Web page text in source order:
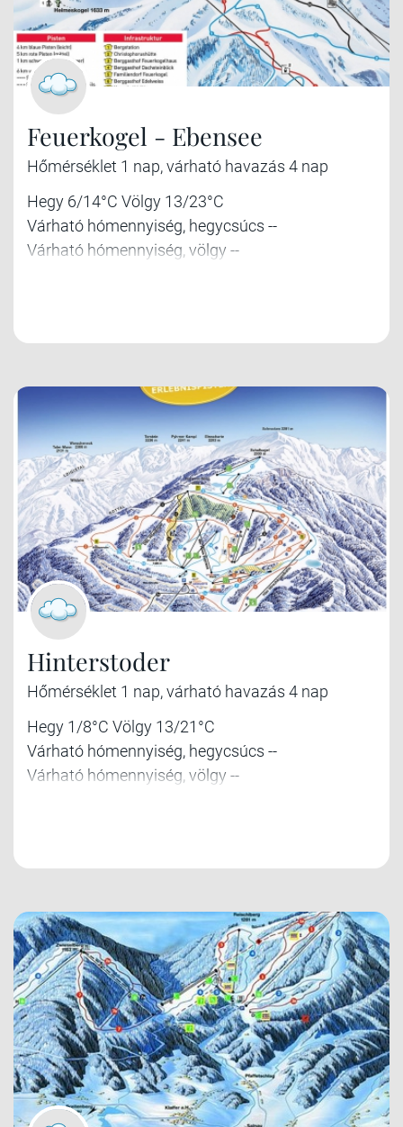
Feuerkogel - Ebensee
Hőmérséklet 1 nap, várható havazás 4 nap
Hegy 6/14°C Völgy 13/23°C
Várható hómennyiség, hegycsúcs --
Várható hómennyiség, völgy --
Hinterstoder
Hőmérséklet 1 nap, várható havazás 4 nap
Hegy 1/8°C Völgy 13/21°C
Várható hómennyiség, hegycsúcs --
Várható hómennyiség, völgy --